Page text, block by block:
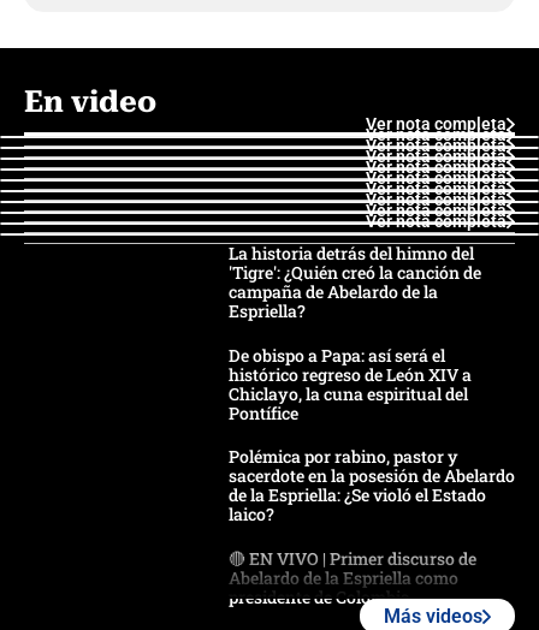
En video
Ver nota completa
Ver nota completa
Ver nota completa
Ver nota completa
Ver nota completa
Ver nota completa
Ver nota completa
Ver nota completa
Ver nota completa
Ver nota completa
La historia detrás del himno del
'Tigre': ¿Quién creó la canción de
campaña de Abelardo de la
Espriella?
De obispo a Papa: así será el
histórico regreso de León XIV a
Chiclayo, la cuna espiritual del
Pontífice
Polémica por rabino, pastor y
sacerdote en la posesión de Abelardo
de la Espriella: ¿Se violó el Estado
laico?
🔴 EN VIVO | Primer discurso de
Abelardo de la Espriella como
presidente de Colombia
Más videos